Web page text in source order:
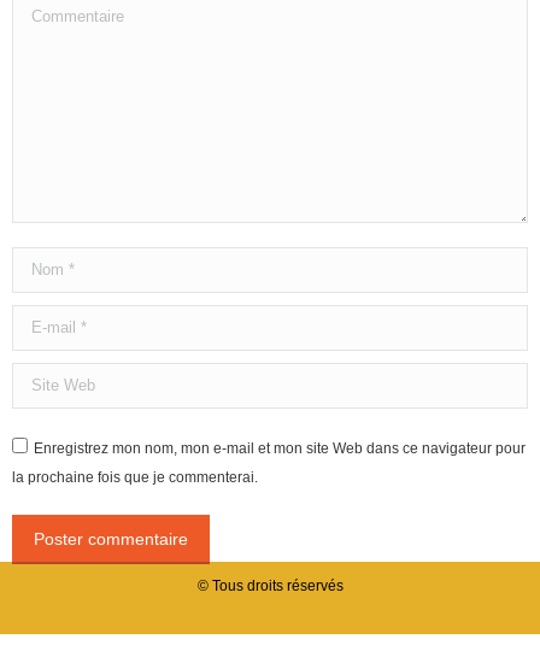
Commentaire
Nom *
E-mail *
Site Web
Enregistrez mon nom, mon e-mail et mon site Web dans ce navigateur pour
la prochaine fois que je commenterai.
Poster commentaire
© Tous droits réservés